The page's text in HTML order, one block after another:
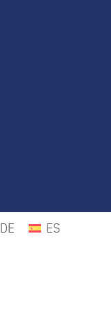
DE ES